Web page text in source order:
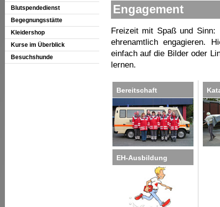
Blutspendedienst
Begegnungsstätte
Kleidershop
Kurse im Überblick
Besuchshunde
Engagement
Freizeit mit Spaß und Sinn:
ehrenamtlich engagieren.
einfach auf die Bilder oder
lernen.
Bereitschaft
EH-Ausbildung